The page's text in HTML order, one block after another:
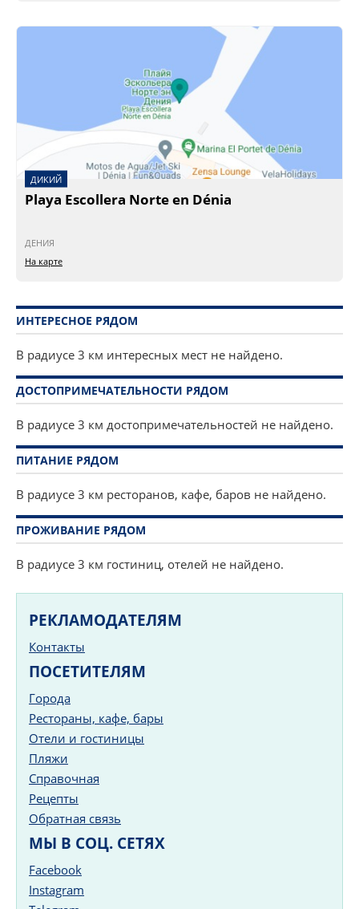
ДИКИЙ
Playa Escollera Norte en Dénia
ДЕНИЯ
На карте
ИНТЕРЕСНОЕ РЯДОМ
В радиусе 3 км интересных мест не найдено.
ДОСТОПРИМЕЧАТЕЛЬНОСТИ РЯДОМ
В радиусе 3 км достопримечательностей не найдено.
ПИТАНИЕ РЯДОМ
В радиусе 3 км ресторанов, кафе, баров не найдено.
ПРОЖИВАНИЕ РЯДОМ
В радиусе 3 км гостиниц, отелей не найдено.
РЕКЛАМОДАТЕЛЯМ
Контакты
ПОСЕТИТЕЛЯМ
Города
Рестораны, кафе, бары
Отели и гостиницы
Пляжи
Справочная
Рецепты
Обратная связь
МЫ В СОЦ. СЕТЯХ
Facebook
Instagram